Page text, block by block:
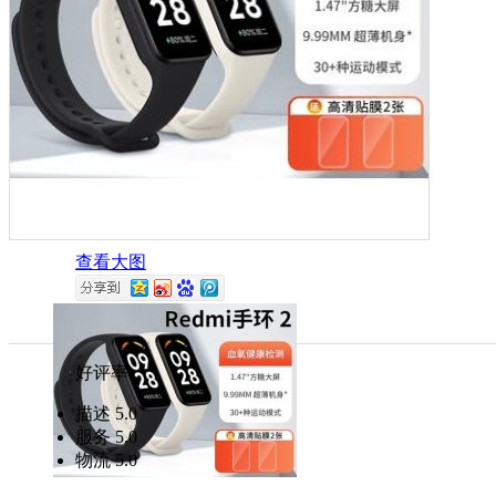
查看大图
好评率
描述 5.0
服务 5.0
物流 5.0